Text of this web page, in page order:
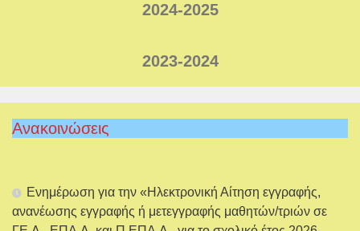
2024-2025
2023-2024
Ανακοινώσεις
Ενημέρωση για την «Ηλεκτρονική Αίτηση εγγραφής,
ανανέωσης εγγραφής ή μετεγγραφής μαθητών/τριών σε